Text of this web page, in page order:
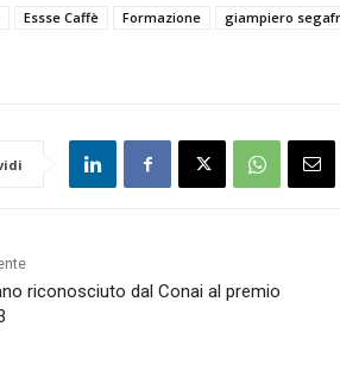
Essse Caffè Formazione giampiero
riconosciuto dal Conai al premio